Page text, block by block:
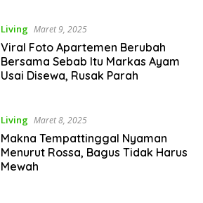
Living Maret 9, 2025
Viral Foto Apartemen Berubah
Bersama Sebab Itu Markas Ayam
Usai Disewa, Rusak Parah
Living Maret 8, 2025
Makna Tempattinggal Nyaman
Menurut Rossa, Bagus Tidak Harus
Mewah